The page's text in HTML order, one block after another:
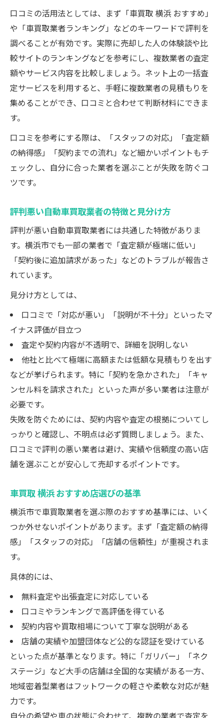
口コミの活用法としては、まず「車買取 横浜 おすすめ」
や「車買取業者ランキング」などのキーワードで評判を
調べることが有効です。実際に売却した人の体験談や比
較サイトのランキングなどを参考にし、複数業者の査定
額やサービス内容を比較しましょう。ネット上の一括査
定サービスを利用すると、手軽に複数業者の見積もりを
集めることができ、口コミと合わせて判断材料にできま
す。
口コミを参考にする際は、「スタッフの対応」「査定額
の納得感」「契約までの流れ」など細かいポイントもチ
ェックし、自分に合った業者を選ぶことが失敗を防ぐコ
ツです。
評判悪い自動車買取業者の特徴と見分け方
評判が悪い自動車買取業者には共通した特徴がありま
す。横浜市でも一部の業者で「査定額が極端に低い」
「契約後に追加請求があった」などのトラブルが報告さ
れています。
見分け方としては、
口コミで「対応が悪い」「説明が不十分」といったマ
イナス評価が目立つ
査定や契約内容が不透明で、詳細を説明しない
他社と比べて極端に高額または低額な見積もりを出す
などが挙げられます。特に「契約を急かされた」「キャ
ンセル料を請求された」といった声が多い業者は注意が
必要です。
失敗を防ぐためには、契約内容や査定の根拠についてし
っかりと確認し、不明点は必ず質問しましょう。また、
口コミで評判の悪い業者は避け、実績や信頼度の高い店
舗を選ぶことが安心して売却するポイントです。
車買取 横浜 おすすめ店選びの基準
横浜市で車買取業者を選ぶ際のおすすめ基準には、いく
つか外せないポイントがあります。まず「査定額の納得
感」「スタッフの対応」「店舗の信頼性」が重視されま
す。
具体的には、
無料査定や出張査定に対応している
口コミやランキングで高評価を得ている
契約内容や買取相場について丁寧な説明がある
店舗の実績や加盟団体など公的な認証を受けている
といった点が基準となります。特に「ガリバー」「ネク
ステージ」など大手の店舗は全国的な実績がある一方、
地域密着型業者はフットワークの軽さや柔軟な対応が魅
力です。
自分の希望や車の状態に合わせて、複数の業者で査定を